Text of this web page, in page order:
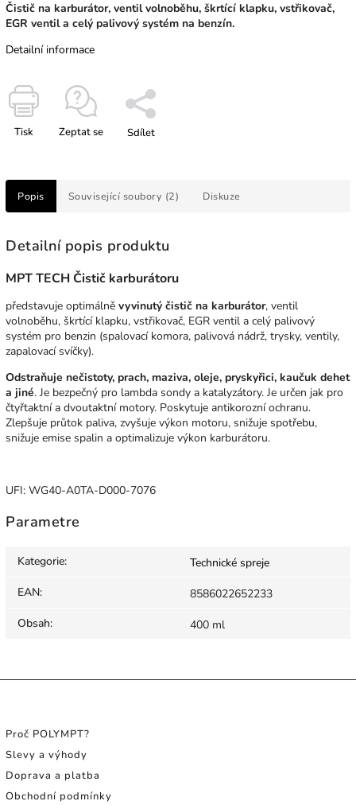
Čistič na karburátor, ventil volnoběhu, škrtící klapku, vstřikovač,
EGR ventil a celý palivový systém na benzín.
Detailní informace
Tisk Zeptat se Sdílet
Popis Související soubory (2) Diskuze
Detailní popis produktu
MPT TECH Čistič karburátoru
představuje optimálně vyvinutý čistič na karburátor, ventil
volnoběhu, škrtící klapku, vstřikovač, EGR ventil a celý palivový
systém pro benzin (spalovací komora, palivová nádrž, trysky, ventily,
zapalovací svíčky).
Odstraňuje nečistoty, prach, maziva, oleje, pryskyřici, kaučuk dehet
a jiné. Je bezpečný pro lambda sondy a katalyzátory. Je určen jak pro
čtyřtaktní a dvoutaktní motory. Poskytuje antikorozní ochranu.
Zlepšuje průtok paliva, zvyšuje výkon motoru, snižuje spotřebu,
snižuje emise spalin a optimalizuje výkon karburátoru.
UFI: WG40-A0TA-D000-7076
Parametre
Kategorie:
Technické spreje
EAN:
8586022652233
Obsah: 400 ml
Proč POLYMPT?
Slevy a výhody
Doprava a platba
Obchodní podmínky